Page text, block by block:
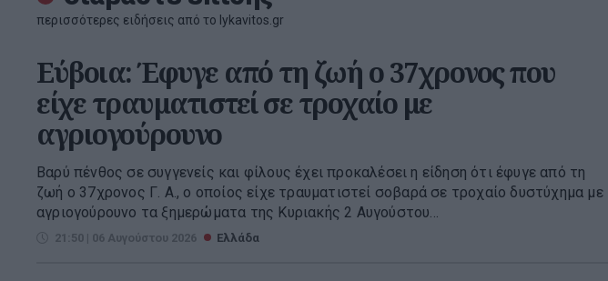
περισσότερες ειδήσεις από το lykavitos.gr
Εύβοια: Έφυγε από τη ζωή ο 37χρονος που
είχε τραυματιστεί σε τροχαίο με
αγριογούρουνο
Βαρύ πένθος σε συγγενείς και φίλους έχει προκαλέσει η είδηση ότι έφυγε από τη
ζωή ο 37χρονος Γ. Α., ο οποίος είχε τραυματιστεί σοβαρά σε τροχαίο δυστύχημα με
αγριογούρουνο τα ξημερώματα της Κυριακής 2 Αυγούστου...
21:50 | 06 Αυγούστου 2026 Ελλάδα